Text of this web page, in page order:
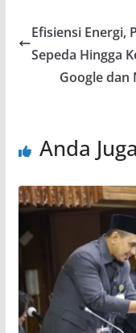
Efisiensi Energi,
Sepeda Hingga
Google dan
Anda